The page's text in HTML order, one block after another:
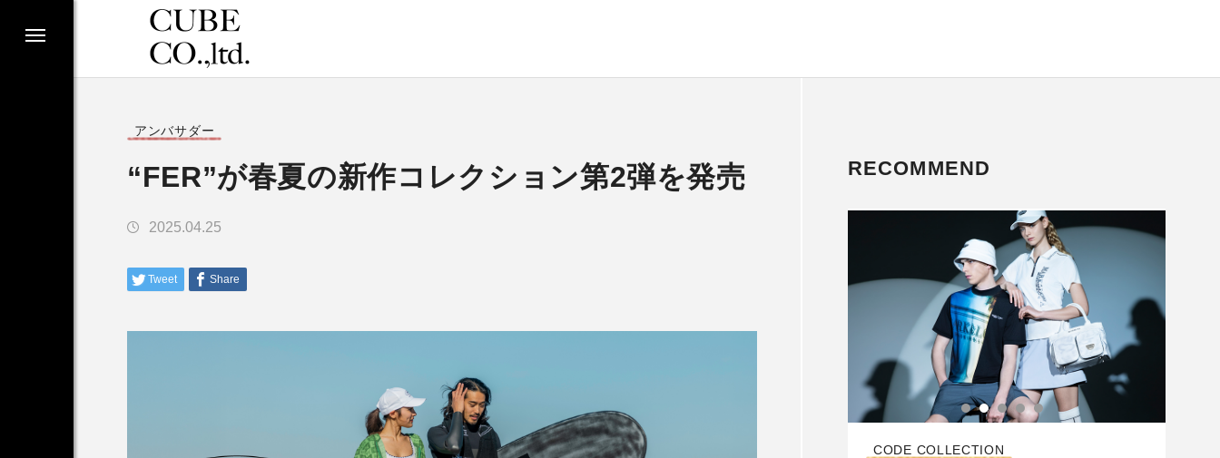
RECOMMEND
アンバサダー CODE COLLECTION
アンバサダー
“FER”が春夏の新作コレクション第2弾を発売
2025.04.25